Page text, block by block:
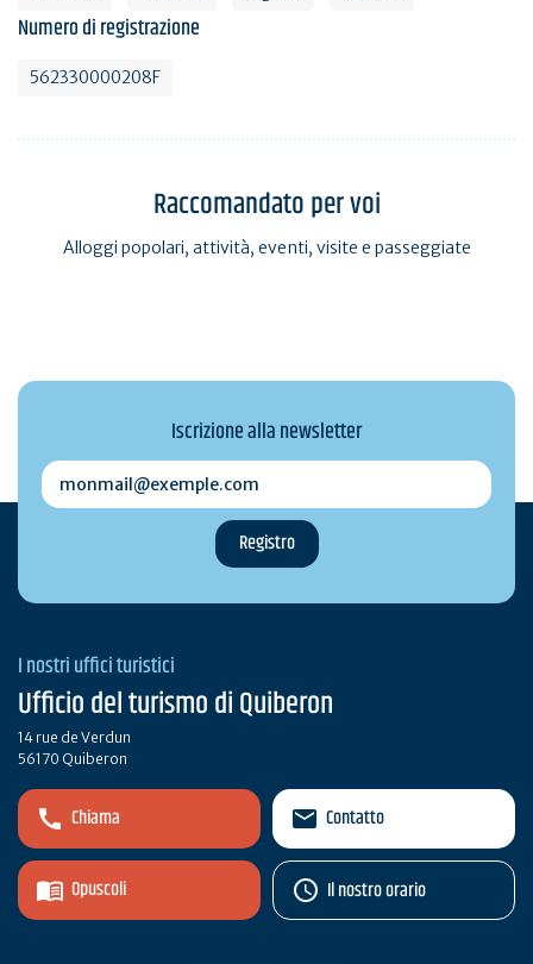
Numero di registrazione
562330000208F
Raccomandato per voi
Alloggi popolari, attività, eventi, visite e passeggiate
Iscrizione alla newsletter
monmail@exemple.com
I nostri uffici turistici
Ufficio del turismo di Quiberon
14 rue de Verdun
56170 Quiberon
Chiama
Opuscoli
Contatto
Il nostro orario